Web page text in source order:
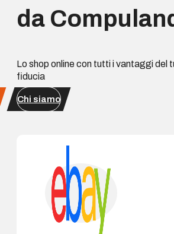
da
Lo shop online con tutti i vantaggi del
fiducia
Chi siamo